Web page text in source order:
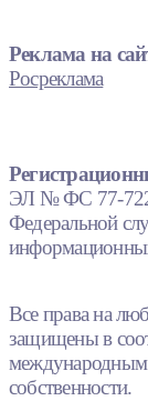
Реклама на
Росреклама
ЭЛ № ФС 77-
Федеральной
Все права на
защищены в
международным
собственности.